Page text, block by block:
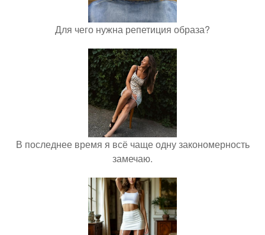
Для чего нужна репетиция образа?
В последнее время я всё чаще одну закономерность
замечаю.